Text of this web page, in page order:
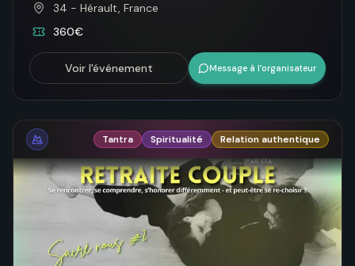
34 - Hérault, France
360€
Voir l'événement Message à l’organisateur
Tantra Spiritualité Relation authentique